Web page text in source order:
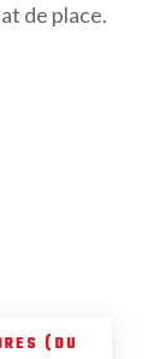
de place.
(DU